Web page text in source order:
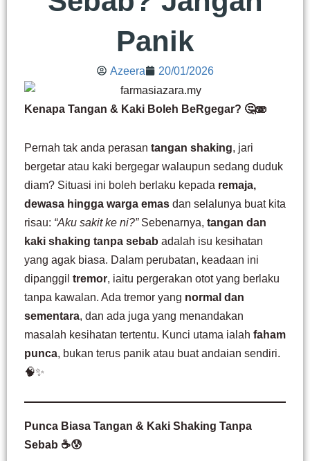
Panik
Azeera 20/01/2026
Kenapa Tangan & Kaki Boleh BeRgegar? 🤔🫨
Pernah tak anda perasan tangan shaking, jari
bergetar atau kaki bergegar walaupun sedang duduk
diam? Situasi ini boleh berlaku kepada remaja,
dewasa hingga warga emas dan selalunya buat kita
risau: “Aku sakit ke ni?”Sebenarnya, tangan dan
kaki shaking tanpa sebab adalah isu kesihatan
yang agak biasa. Dalam perubatan, keadaan ini
dipanggil tremor, iaitu pergerakan otot yang berlaku
tanpa kawalan. Ada tremor yang normal dan
sementara, dan ada juga yang menandakan
masalah kesihatan tertentu. Kunci utama ialah faham
punca, bukan terus panik atau buat andaian sendiri.
🧠✨
Punca Biasa Tangan & Kaki Shaking Tanpa
Sebab ☕😰